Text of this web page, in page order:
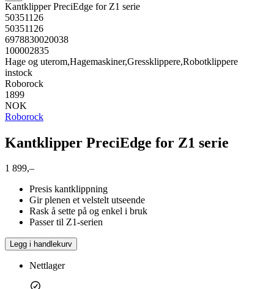
Kantklipper PreciEdge for Z1 serie
50351126
50351126
6978830020038
100002835
Hage og uterom,Hagemaskiner,Gressklippere,Robotklippere
instock
Roborock
1899
NOK
Roborock
Kantklipper PreciEdge for Z1 serie
1 899,–
Presis kantklippning
Gir plenen et velstelt utseende
Rask å sette på og enkel i bruk
Passer til Z1-serien
Legg i handlekurv
Nettlager